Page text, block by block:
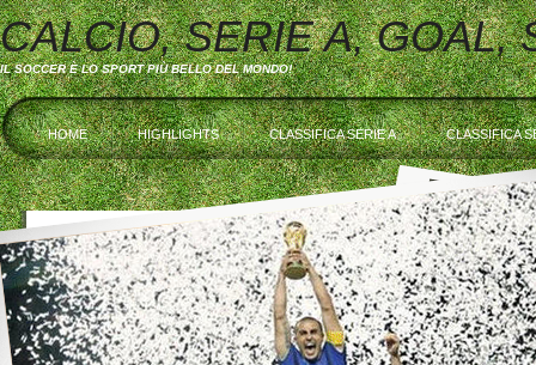
CALCIO, SERIE A, GOAL,
IL SOCCER È LO SPORT PIÙ BELLO DEL MONDO!
HOME HIGHLIGHTS CLASSIFICA SERIE A CLASSIFICA